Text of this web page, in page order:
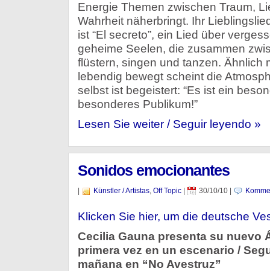
Energie Themen zwischen Traum,
Wahrheit näherbringt. Ihr
ist “El secreto”, ein Lied über
geheime Seelen, die zusammen
flüstern, singen und tanzen. Ähnlich
lebendig bewegt scheint die
selbst ist begeistert: “Es ist ein
besonderes Publikum!”
Lesen Sie weiter / Seguir leyendo »
Sonidos emocionantes
Künstler / Artistas, Off Topic| 30/10/10|
Klicken Sie hier, um die deutsche
Cecilia Gauna presenta su nuevo
primera vez en un escenario /
mañana en “No Avestruz”